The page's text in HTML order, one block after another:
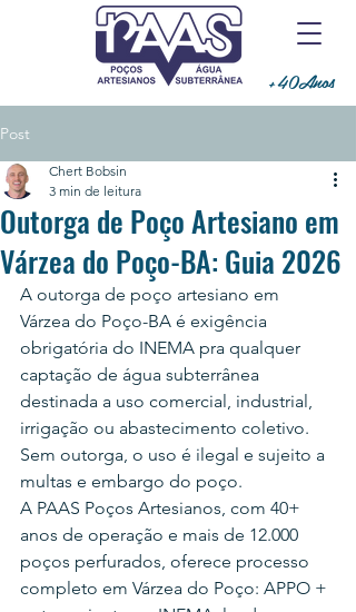
+40Anos
Post
Outorga de Poço Artesiano em
Várzea do Poço-BA: Guia 2026
Chert Bobsin
3 min de leitura
A outorga de poço artesiano em
Várzea do Poço-BA é exigência
obrigatória do INEMA pra qualquer
captação de água subterrânea
destinada a uso comercial, industrial,
irrigação ou abastecimento coletivo.
Sem outorga, o uso é ilegal e sujeito a
multas e embargo do poço.
A PAAS Poços Artesianos, com 40+
anos de operação e mais de 12.000
poços perfurados, oferece processo
completo em Várzea do Poço: APPO +